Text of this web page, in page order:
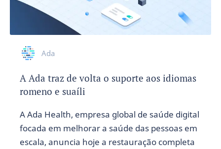
Ada
A Ada traz de volta o suporte aos idiomas
romeno e suaíli
A Ada Health, empresa global de saúde digital
focada em melhorar a saúde das pessoas em
escala, anuncia hoje a restauração completa